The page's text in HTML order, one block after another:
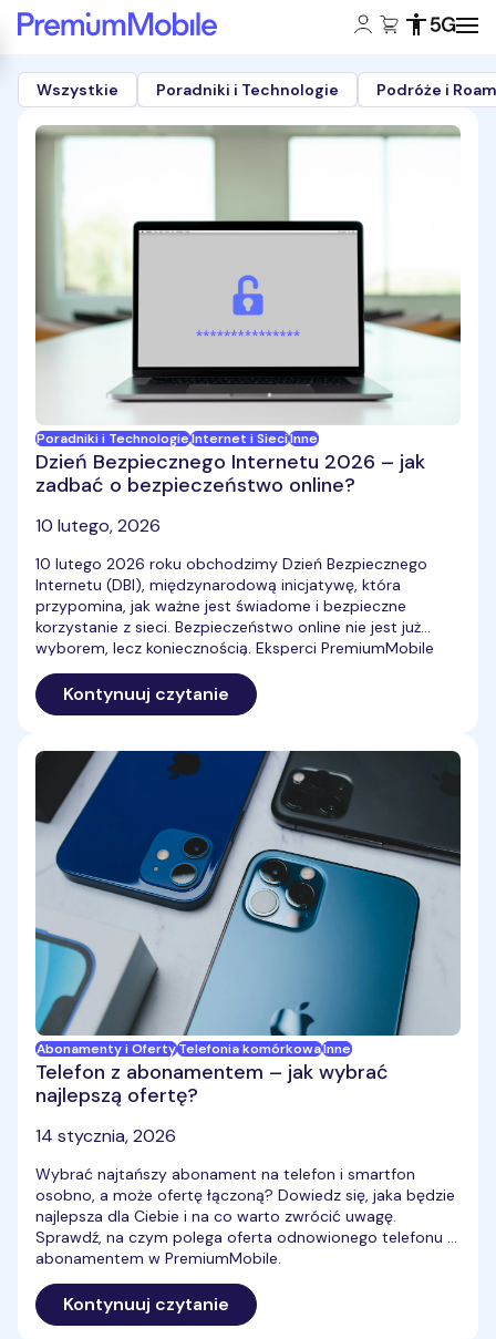
Powróć do strony głównej Konto klienta:
Koszyk:Zasięg
Wszystkie Poradniki i Technologie Podróże i
Poradniki i TechnologieInternet i SieciInne
Dzień Bezpiecznego Internetu 2026 – jak
zadbać o bezpieczeństwo online?
10 lutego, 2026
10 lutego 2026 roku obchodzimy Dzień Bezpiecznego
Internetu (DBI), międzynarodową inicjatywę, która
przypomina, jak ważne jest świadome i bezpieczne
korzystanie z sieci. Bezpieczeństwo online nie jest już
wyborem, lecz koniecznością. Eksperci PremiumMobile
podpowiadają, jak skutecznie chronić swoje dane w
internecie i tworzyć mocne hasła, które zabezpieczą
Twoje konto.
Kontynuuj czytanie
Abonamenty i OfertyTelefonia komórkowaInne
Telefon z abonamentem – jak wybrać
najlepszą ofertę?
14 stycznia, 2026
Wybrać najtańszy abonament na telefon i smartfon
osobno, a może ofertę łączoną? Dowiedz się, jaka będzie
najlepsza dla Ciebie i na co warto zwrócić uwagę.
Sprawdź, na czym polega oferta odnowionego telefonu z
abonamentem w PremiumMobile.
Kontynuuj czytanie